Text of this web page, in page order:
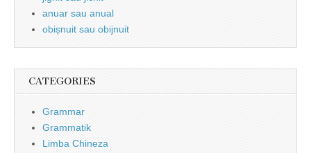
anuar sau anual
obișnuit sau obijnuit
CATEGORIES
Grammar
Grammatik
Limba Chineza